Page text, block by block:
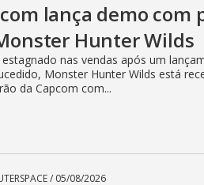
lança demo com
Hunter Wilds
nas vendas após um
Monster Hunter Wilds está
da Capcom com...
/ 05/08/2026